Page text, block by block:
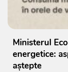
Ministerul
energetice:
aștepte